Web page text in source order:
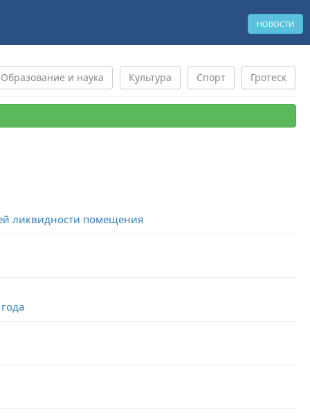
НОВОСТИ
Образование и наука Культура Спорт Гротеск
ликвидности помещения